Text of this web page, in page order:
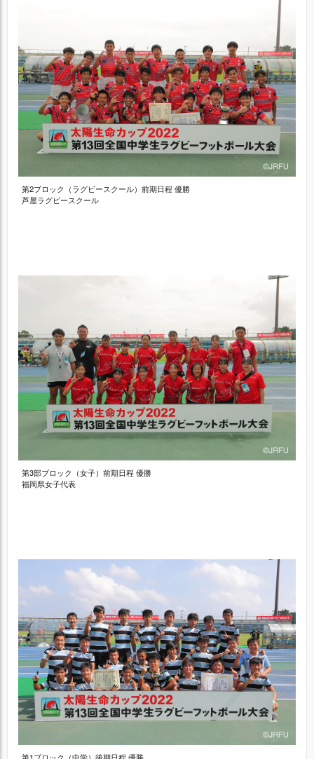
第2ブロック（ラグビースクール）前期日程 優勝
芦屋ラグビースクール
第3部ブロック（女子）前期日程 優勝
福岡県女子代表
第1ブロック（中学）後期日程 優勝